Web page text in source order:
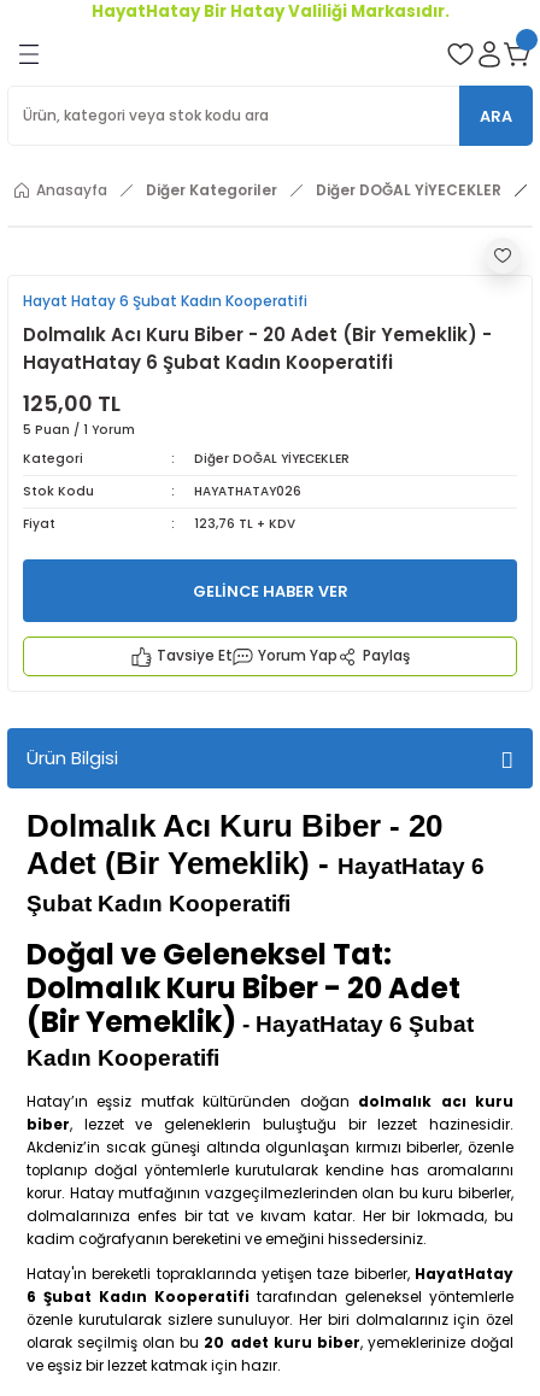
HayatHatay Bir Hatay Valiliği Markasıdır.
ARA
Anasayfa Diğer Kategoriler Diğer DOĞAL YİYECEKLER
Hayat Hatay 6 Şubat Kadın Kooperatifi
Dolmalık Acı Kuru Biber - 20 Adet (Bir Yemeklik) -
HayatHatay 6 Şubat Kadın Kooperatifi
125,00 TL
5 Puan / 1 Yorum
Kategori
Diğer DOĞAL YİYECEKLER
Stok Kodu
HAYATHATAY026
Fiyat
123,76 TL + KDV
GELİNCE HABER VER
Tavsiye Et Yorum Yap Paylaş
Ürün Bilgisi
Dolmalık Acı Kuru Biber - 20
Adet (Bir Yemeklik) - HayatHatay 6
Şubat Kadın Kooperatifi
Doğal ve Geleneksel Tat:
Dolmalık Kuru Biber - 20 Adet
(Bir Yemeklik) - HayatHatay 6 Şubat
Kadın Kooperatifi
Hatay’ın eşsiz mutfak kültüründen doğan dolmalık acı kuru
biber, lezzet ve geleneklerin buluştuğu bir lezzet hazinesidir.
Akdeniz’in sıcak güneşi altında olgunlaşan kırmızı biberler, özenle
toplanıp doğal yöntemlerle kurutularak kendine has aromalarını
korur. Hatay mutfağının vazgeçilmezlerinden olan bu kuru biberler,
dolmalarınıza enfes bir tat ve kıvam katar. Her bir lokmada, bu
kadim coğrafyanın bereketini ve emeğini hissedersiniz.
Hatay'ın bereketli topraklarında yetişen taze biberler, HayatHatay
6 Şubat Kadın Kooperatifi tarafından geleneksel yöntemlerle
özenle kurutularak sizlere sunuluyor. Her biri dolmalarınız için özel
olarak seçilmiş olan bu 20 adet kuru biber, yemeklerinize doğal
ve eşsiz bir lezzet katmak için hazır.